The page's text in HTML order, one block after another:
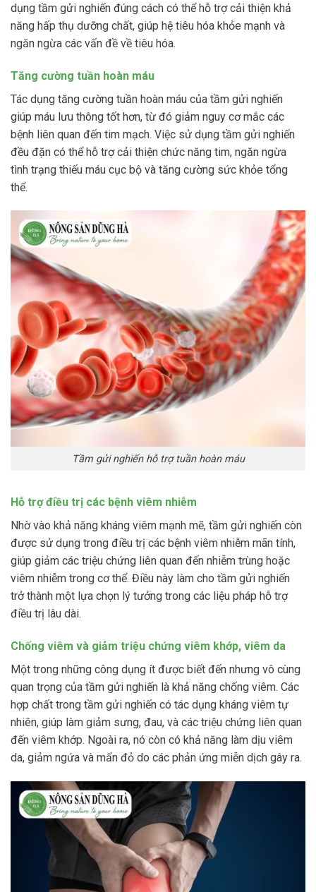
dụng tầm gửi nghiến đúng cách có thể hỗ trợ cải thiện khả
năng hấp thụ dưỡng chất, giúp hệ tiêu hóa khỏe mạnh và
ngăn ngừa các vấn đề về tiêu hóa.
Tăng cường tuần hoàn máu
Tác dụng tăng cường tuần hoàn máu của tầm gửi nghiến
giúp máu lưu thông tốt hơn, từ đó giảm nguy cơ mắc các
bệnh liên quan đến tim mạch. Việc sử dụng tầm gửi nghiến
đều đặn có thể hỗ trợ cải thiện chức năng tim, ngăn ngừa
tình trạng thiếu máu cục bộ và tăng cường sức khỏe tổng
thể.
Tầm gửi nghiến hỗ trợ tuần hoàn máu
Hỗ trợ điều trị các bệnh viêm nhiễm
Nhờ vào khả năng kháng viêm mạnh mẽ, tầm gửi nghiến còn
được sử dụng trong điều trị các bệnh viêm nhiễm mãn tính,
giúp giảm các triệu chứng liên quan đến nhiễm trùng hoặc
viêm nhiễm trong cơ thể. Điều này làm cho tầm gửi nghiến
trở thành một lựa chọn lý tưởng trong các liệu pháp hỗ trợ
điều trị lâu dài.
Chống viêm và giảm triệu chứng viêm khớp, viêm da
Một trong những công dụng ít được biết đến nhưng vô cùng
quan trọng của tầm gửi nghiến là khả năng chống viêm. Các
hợp chất trong tầm gửi nghiến có tác dụng kháng viêm tự
nhiên, giúp làm giảm sưng, đau, và các triệu chứng liên quan
đến viêm khớp. Ngoài ra, nó còn có khả năng làm dịu viêm
da, giảm ngứa và mẩn đỏ do các phản ứng miễn dịch gây ra.